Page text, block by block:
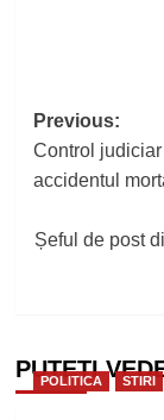
Post
Previous:
Control
accidentul
Șeful de post
PUTEȚI
POLITICA STIRI